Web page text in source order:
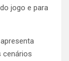
jogo e para
cenários